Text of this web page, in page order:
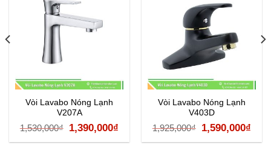
Vòi Lavabo Nóng Lạnh
V207A
1,530,000₫
Giá
gốc
1,390,000₫
hiện
Vòi Lavabo Nóng Lạnh
V403D
1,925,000₫
Giá
gốc
1,590,000₫
hiện